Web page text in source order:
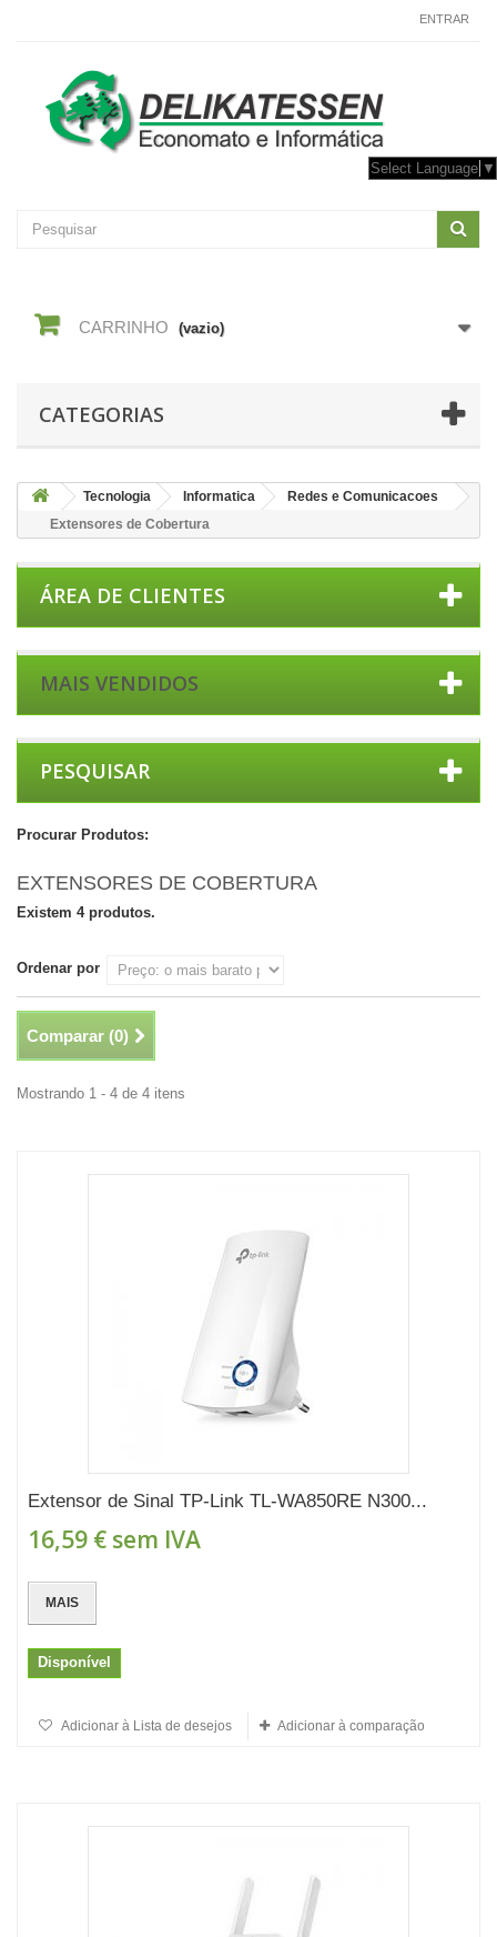
ENTRAR
Select Language ▼
CARRINHO (vazio)
CATEGORIAS
Tecnologia Informatica
Redes e Comunicacoes
Extensores de Cobertura
ÁREA DE CLIENTES
MAIS VENDIDOS
PESQUISAR
Procurar Produtos:
EXTENSORES DE COBERTURA
Existem 4 produtos.
Ordenar por
Comparar (0)
Mostrando 1 - 4 de 4 itens
Extensor de Sinal TP-Link TL-WA850RE N300...
16,59 € sem IVA
MAIS
Disponível
Adicionar à Lista de desejos Adicionar à comparação